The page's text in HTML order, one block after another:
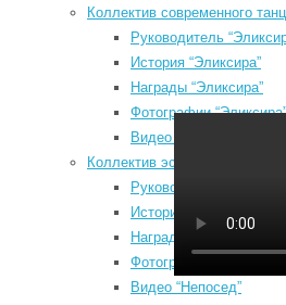
Коллектив современного
Руководитель
История “Эликсира”
Награды “Эликсира”
Фотографии “Эликсира”
Видео “Эликсира”
Коллектив эстрадного танца
Руководитель “Непосед”
История “Непосед”
Награды “Непосед”
Фотографии “Непосед”
Видео “Непосед”
Районный Дом